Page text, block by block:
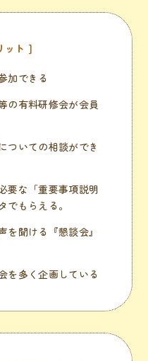
ット
加できる
の有料研修会が会員
ついての相談ができ
要な「重要事項説明
でもらえる。
を聞ける『懇談会』
を多く企画している